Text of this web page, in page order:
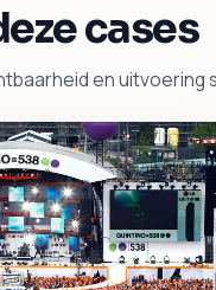
cases
en uitvoering